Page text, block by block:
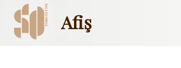
Afiş